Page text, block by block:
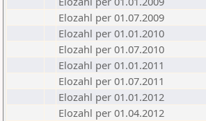
Elozahl per 01.07.2009
Elozahl per 01.01.2010
Elozahl per 01.07.2010
Elozahl per 01.01.2011
Elozahl per 01.07.2011
Elozahl per 01.01.2012
Elozahl per 01.04.2012